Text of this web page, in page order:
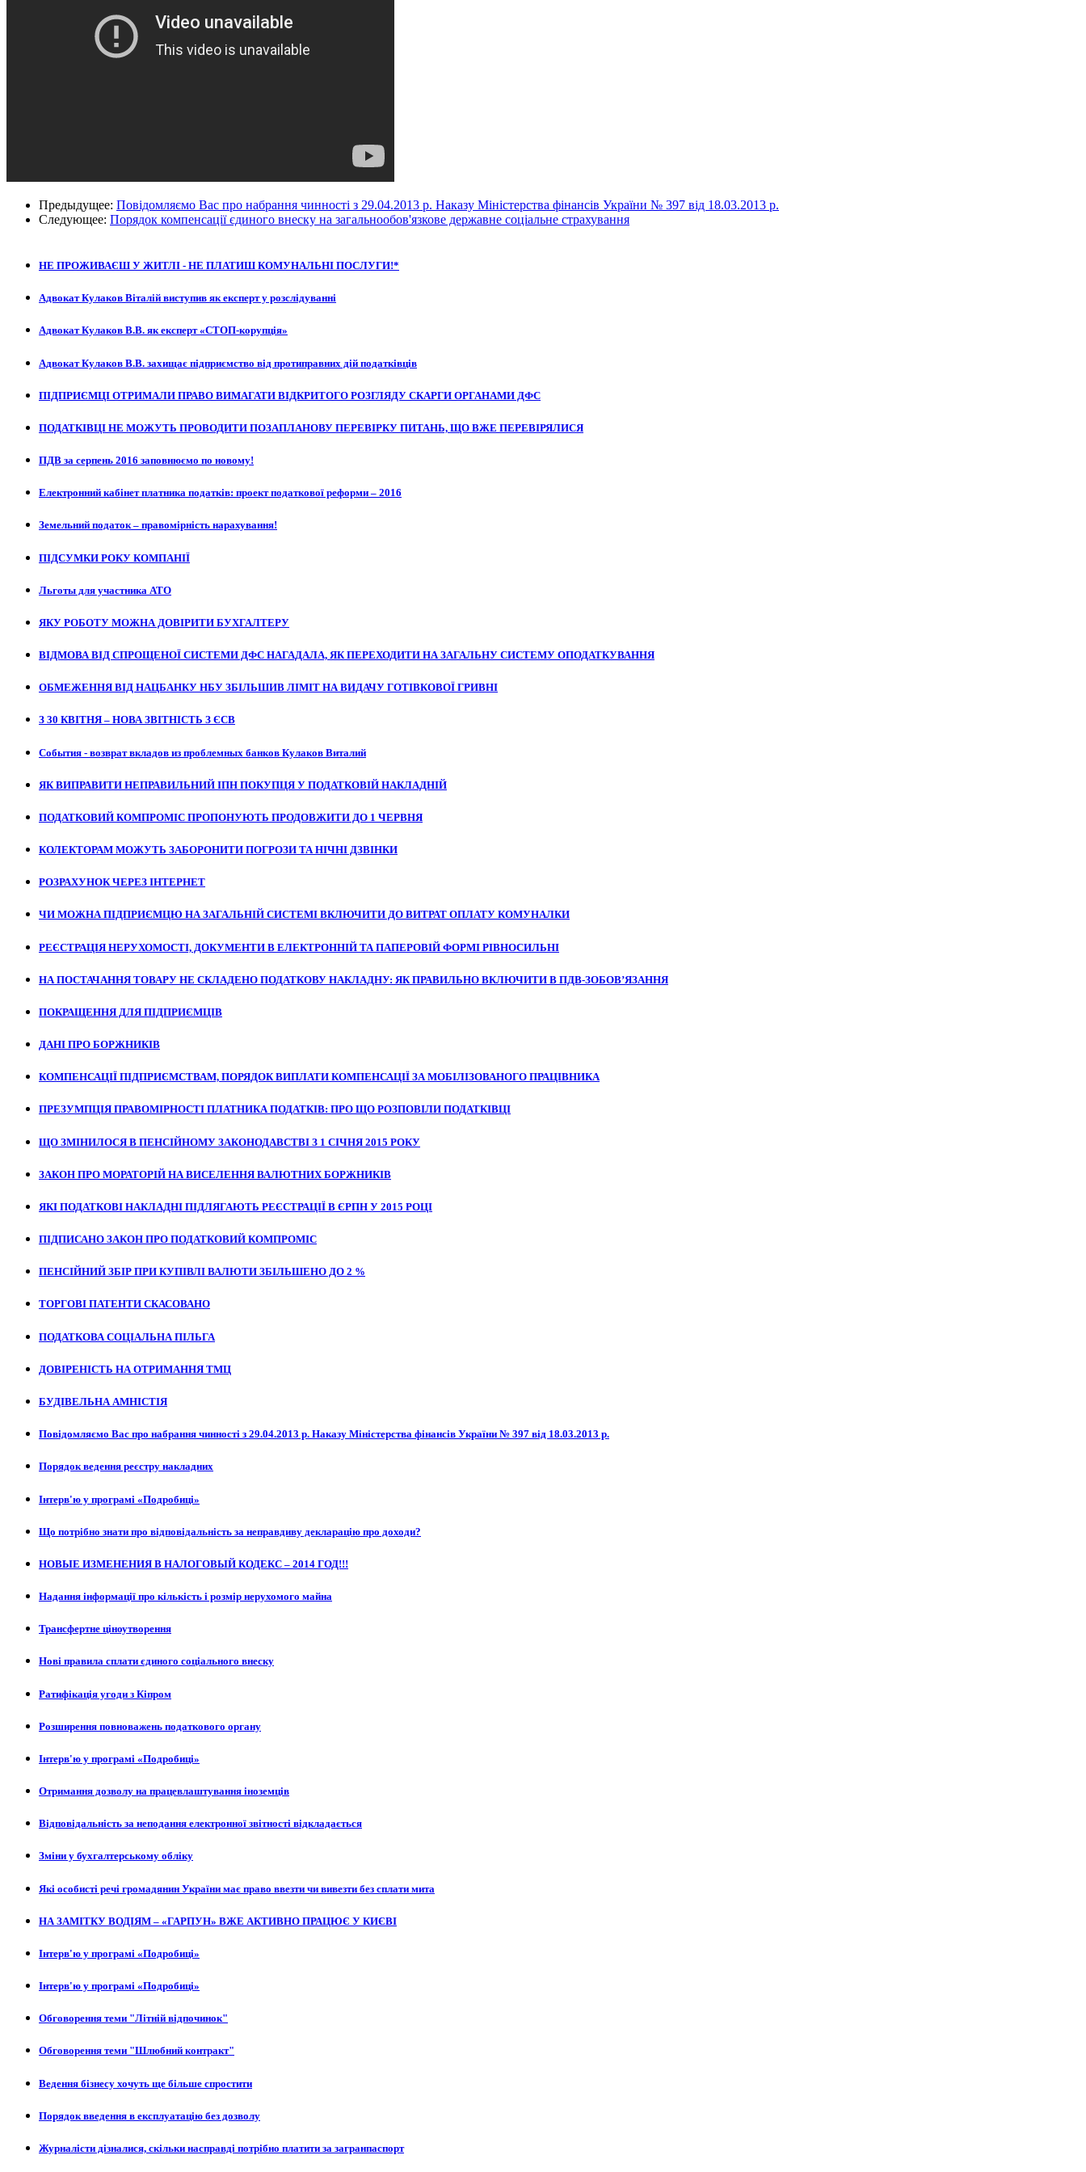
Предыдущее: Повідомляємо Вас про набрання чинності з 29.04.2013 р. Наказу Міністерства фінансів України № 397 від 18.03.2013 р.
Следующее: Порядок компенсації єдиного внеску на загальнообов'язкове державне соціальне страхування
НЕ ПРОЖИВАЄШ У ЖИТЛІ - НЕ ПЛАТИШ КОМУНАЛЬНІ ПОСЛУГИ!*
Адвокат Кулаков Віталій виступив як експерт у розслідуванні
Адвокат Кулаков В.В. як експерт «СТОП-корупція»
Адвокат Кулаков В.В. захищає підприємство від протиправних дій податківців
ПІДПРИЄМЦІ ОТРИМАЛИ ПРАВО ВИМАГАТИ ВІДКРИТОГО РОЗГЛЯДУ СКАРГИ ОРГАНАМИ ДФС
ПОДАТКІВЦІ НЕ МОЖУТЬ ПРОВОДИТИ ПОЗАПЛАНОВУ ПЕРЕВІРКУ ПИТАНЬ, ЩО ВЖЕ ПЕРЕВІРЯЛИСЯ
ПДВ за серпень 2016 заповнюємо по новому!
Електронний кабінет платника податків: проект податкової реформи – 2016
Земельний податок – правомірність нарахування!
ПІДСУМКИ РОКУ КОМПАНІЇ
Льготы для участника АТО
ЯКУ РОБОТУ МОЖНА ДОВІРИТИ БУХГАЛТЕРУ
ВІДМОВА ВІД СПРОЩЕНОЇ СИСТЕМИ ДФС НАГАДАЛА, ЯК ПЕРЕХОДИТИ НА ЗАГАЛЬНУ СИСТЕМУ ОПОДАТКУВАННЯ
ОБМЕЖЕННЯ ВІД НАЦБАНКУ НБУ ЗБІЛЬШИВ ЛІМІТ НА ВИДАЧУ ГОТІВКОВОЇ ГРИВНІ
З 30 КВІТНЯ – НОВА ЗВІТНІСТЬ З ЄСВ
События - возврат вкладов из проблемных банков Кулаков Виталий
ЯК ВИПРАВИТИ НЕПРАВИЛЬНИЙ ІПН ПОКУПЦЯ У ПОДАТКОВІЙ НАКЛАДНІЙ
ПОДАТКОВИЙ КОМПРОМІС ПРОПОНУЮТЬ ПРОДОВЖИТИ ДО 1 ЧЕРВНЯ
КОЛЕКТОРАМ МОЖУТЬ ЗАБОРОНИТИ ПОГРОЗИ ТА НІЧНІ ДЗВІНКИ
РОЗРАХУНОК ЧЕРЕЗ ІНТЕРНЕТ
ЧИ МОЖНА ПІДПРИЄМЦЮ НА ЗАГАЛЬНІЙ СИСТЕМІ ВКЛЮЧИТИ ДО ВИТРАТ ОПЛАТУ КОМУНАЛКИ
РЕЄСТРАЦІЯ НЕРУХОМОСТІ, ДОКУМЕНТИ В ЕЛЕКТРОННІЙ ТА ПАПЕРОВІЙ ФОРМІ РІВНОСИЛЬНІ
НА ПОСТАЧАННЯ ТОВАРУ НЕ СКЛАДЕНО ПОДАТКОВУ НАКЛАДНУ: ЯК ПРАВИЛЬНО ВКЛЮЧИТИ В ПДВ-ЗОБОВ’ЯЗАННЯ
ПОКРАЩЕННЯ ДЛЯ ПІДПРИЄМЦІВ
ДАНІ ПРО БОРЖНИКІВ
КОМПЕНСАЦІЇ ПІДПРИЄМСТВАМ, ПОРЯДОК ВИПЛАТИ КОМПЕНСАЦІЇ ЗА МОБІЛІЗОВАНОГО ПРАЦІВНИКА
ПРЕЗУМПЦІЯ ПРАВОМІРНОСТІ ПЛАТНИКА ПОДАТКІВ: ПРО ЩО РОЗПОВІЛИ ПОДАТКІВЦІ
ЩО ЗМІНИЛОСЯ В ПЕНСІЙНОМУ ЗАКОНОДАВСТВІ З 1 СІЧНЯ 2015 РОКУ
ЗАКОН ПРО МОРАТОРІЙ НА ВИСЕЛЕННЯ ВАЛЮТНИХ БОРЖНИКІВ
ЯКІ ПОДАТКОВІ НАКЛАДНІ ПІДЛЯГАЮТЬ РЕЄСТРАЦІЇ В ЄРПН У 2015 РОЦІ
ПІДПИСАНО ЗАКОН ПРО ПОДАТКОВИЙ КОМПРОМІС
ПЕНСІЙНИЙ ЗБІР ПРИ КУПІВЛІ ВАЛЮТИ ЗБІЛЬШЕНО ДО 2 %
ТОРГОВІ ПАТЕНТИ СКАСОВАНО
ПОДАТКОВА СОЦІАЛЬНА ПІЛЬГА
ДОВІРЕНІСТЬ НА ОТРИМАННЯ ТМЦ
БУДІВЕЛЬНА АМНІСТІЯ
Повідомляємо Вас про набрання чинності з 29.04.2013 р. Наказу Міністерства фінансів України № 397 від 18.03.2013 р.
Порядок ведення реєстру накладних
Інтерв'ю у програмі «Подробиці»
Що потрібно знати про відповідальність за неправдиву декларацію про доходи?
НОВЫЕ ИЗМЕНЕНИЯ В НАЛОГОВЫЙ КОДЕКС – 2014 ГОД!!!
Надання інформації про кількість і розмір нерухомого майна
Трансфертне ціноутворення
Нові правила сплати єдиного соціального внеску
Ратифікація угоди з Кіпром
Розширення повноважень податкового органу
Інтерв'ю у програмі «Подробиці»
Отримання дозволу на працевлаштування іноземців
Відповідальність за неподання електронної звітності відкладається
Зміни у бухгалтерському обліку
Які особисті речі громадянин України має право ввезти чи вивезти без сплати мита
НА ЗАМІТКУ ВОДІЯМ – «ГАРПУН» ВЖЕ АКТИВНО ПРАЦЮЄ У КИЄВІ
Інтерв'ю у програмі «Подробиці»
Інтерв'ю у програмі «Подробиці»
Обговорення теми "Літній відпочинок"
Обговорення теми "Шлюбний контракт"
Ведення бізнесу хочуть ще більше спростити
Порядок введення в експлуатацію без дозволу
Журналісти дізналися, скільки насправді потрібно платити за загранпаспорт